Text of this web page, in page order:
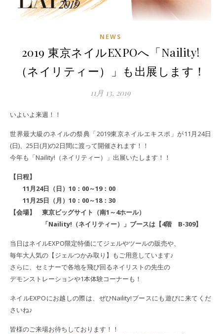
NEWS
2019 東京ネイルEXPOへ「Naility!
（ネイリティー）」も出展します！
11月 13, 2019
いよいよ来週！！
世界最大級のネイルの祭典「2019東京ネイルエキスポ」が11月24日
(日)、25日(月)の2日間に渡って開催されます！！
今年も「Naility!（ネイリティー）」出展いたします！！
【日程】
11月24日（日）10：00～19：00
11月25日（月）10：00～18：30
【会場】 東京ビッグサイト（南1～4ホール）
「Naility!（ネイリティー）」ブースは【4階 B-309】
当日はネイルEXPO限定特価にてジェルやツールの販売や、
毎年大人気の【ジェルつかみ取り】もご用意しています♪
さらに、セミナーで各地を飛び回るネイリストの先生の
デモンストレーションや1本体験コーナーも！
ネイルEXPOにお越しの際は、ぜひNaility!ブースにも遊びに来てくだ
さいね♪
皆様のご来場お待ちしております！！